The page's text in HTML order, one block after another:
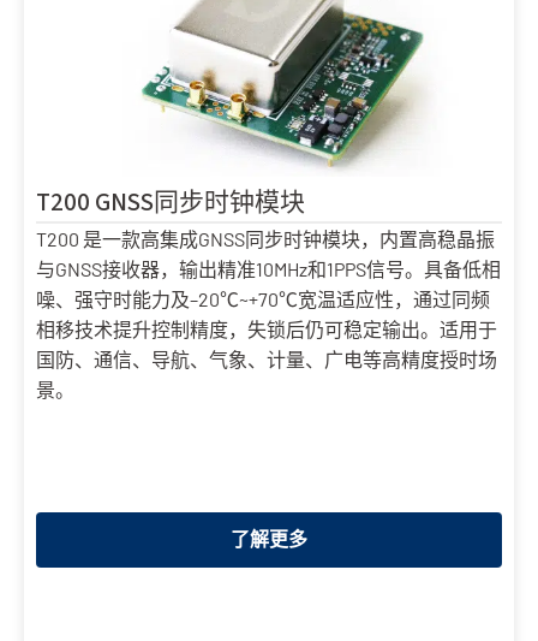
T200 GNSS同步时钟模块
T200 是一款高集成GNSS同步时钟模块，内置高稳晶振
与GNSS接收器，输出精准10MHz和1PPS信号。具备低相
噪、强守时能力及–20℃~+70℃宽温适应性，通过同频
相移技术提升控制精度，失锁后仍可稳定输出。适用于
国防、通信、导航、气象、计量、广电等高精度授时场
景。
了解更多